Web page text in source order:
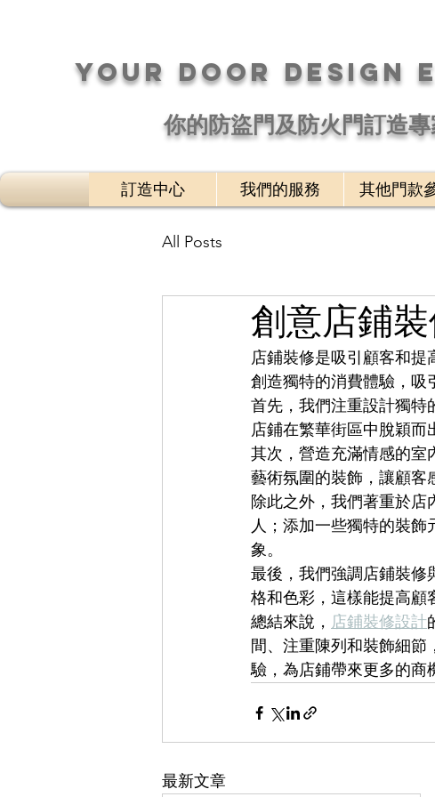
your DOOR design
你的防盜門及防火門訂造
訂造中心 我們的服務 其他門款
All Posts
創意店鋪
店鋪裝修是吸引顧客和
創造獨特的消費體驗，吸
首先，我們注重設計獨特
店鋪在繁華街區中脫穎而
其次，營造充滿情感的室
藝術氛圍的裝飾，讓顧客
除此之外，我們著重於店
人；添加一些獨特的裝
象。
最後，我們強調店鋪裝修
格和色彩，這樣能提高顧
總結來說， 店鋪裝修設計
間、注重陳列和裝飾細
驗，為店鋪帶來更多的商
最新文章